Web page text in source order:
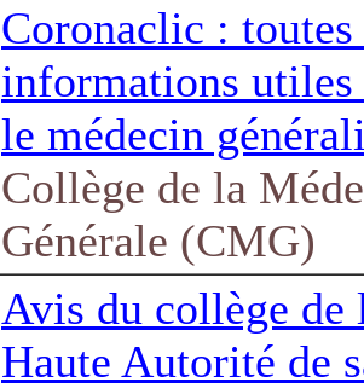
Coronaclic : toutes
informations utiles
le médecin
Collège de la
Générale (CMG)
Avis du collège de
Haute Autorité de